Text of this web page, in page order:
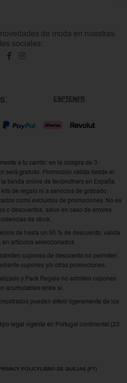
de moda en nuestras
sociales:
ESPTENFR
a tu carrito: en la compra de 3
será gratuito. Promoción válida desde el
tienda online de twobrothers en España.
de regalo ni a servicios de grabado
como excluidos de promociones. No es
o descuentos, salvo en caso de errores
de stock.
de hasta un 50 % de descuento, válida
artículos seleccionados.
cupones de descuento no permiten
cupones y/o otras promociones.
y Pack Regalo no admiten cupones
acumulables entre sí.
pueden diferir ligeramente de los
legal vigente en Portugal continental (23
POLICYLIBRO DE QUEJAS (PT)